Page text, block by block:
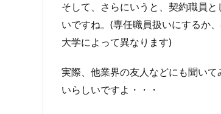
そして、さらにいうと、契約職員
いですね。(専任職員扱いにするか
大学によって異なります)
実際、他業界の友人などにも聞い
いらしいですよ・・・